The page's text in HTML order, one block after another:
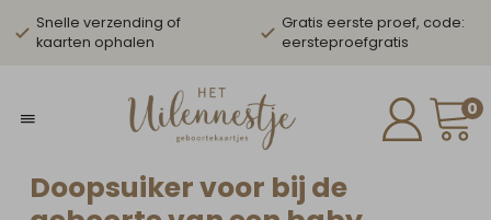
Snelle verzending of
kaarten ophalen
Gratis eerste proef, code:
eersteproefgratis
0
Doopsuiker voor bij de